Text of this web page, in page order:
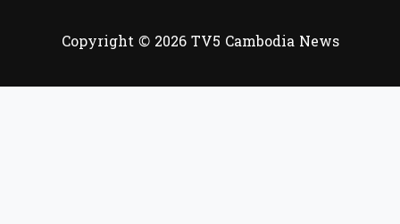
Copyright © 2026 TV5 Cambodia News